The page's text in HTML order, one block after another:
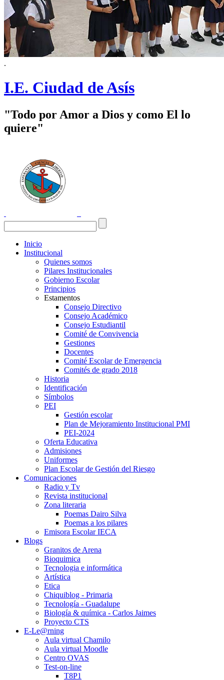
.
I.E. Ciudad de Asís
"Todo por Amor a Dios y como El lo
quiere"
Inicio
Institucional
Quienes somos
Pilares Institucionales
Gobierno Escolar
Principios
Estamentos
Consejo Directivo
Consejo Académico
Consejo Estudiantil
Comité de Convivencia
Gestiones
Docentes
Comité Escolar de Emergencia
Comités de grado 2018
Historia
Identificación
Símbolos
PEI
Gestión escolar
Plan de Mejoramiento Institucional PMI
PEI-2024
Oferta Educativa
Admisiones
Uniformes
Plan Escolar de Gestión del Riesgo
Comunicaciones
Radio y Tv
Revista institucional
Zona literaria
Poemas Dairo Silva
Poemas a los pilares
Emisora Escolar IECA
Blogs
Granitos de Arena
Bioquimica
Tecnologia e informática
Artística
Etica
Chiquiblog - Primaria
Tecnología - Guadalupe
Biología & química - Carlos Jaimes
Proyecto CTS
E-Le@rning
Aula virtual Chamilo
Aula virtual Moodle
Centro OVAS
Test-on-line
T8P1